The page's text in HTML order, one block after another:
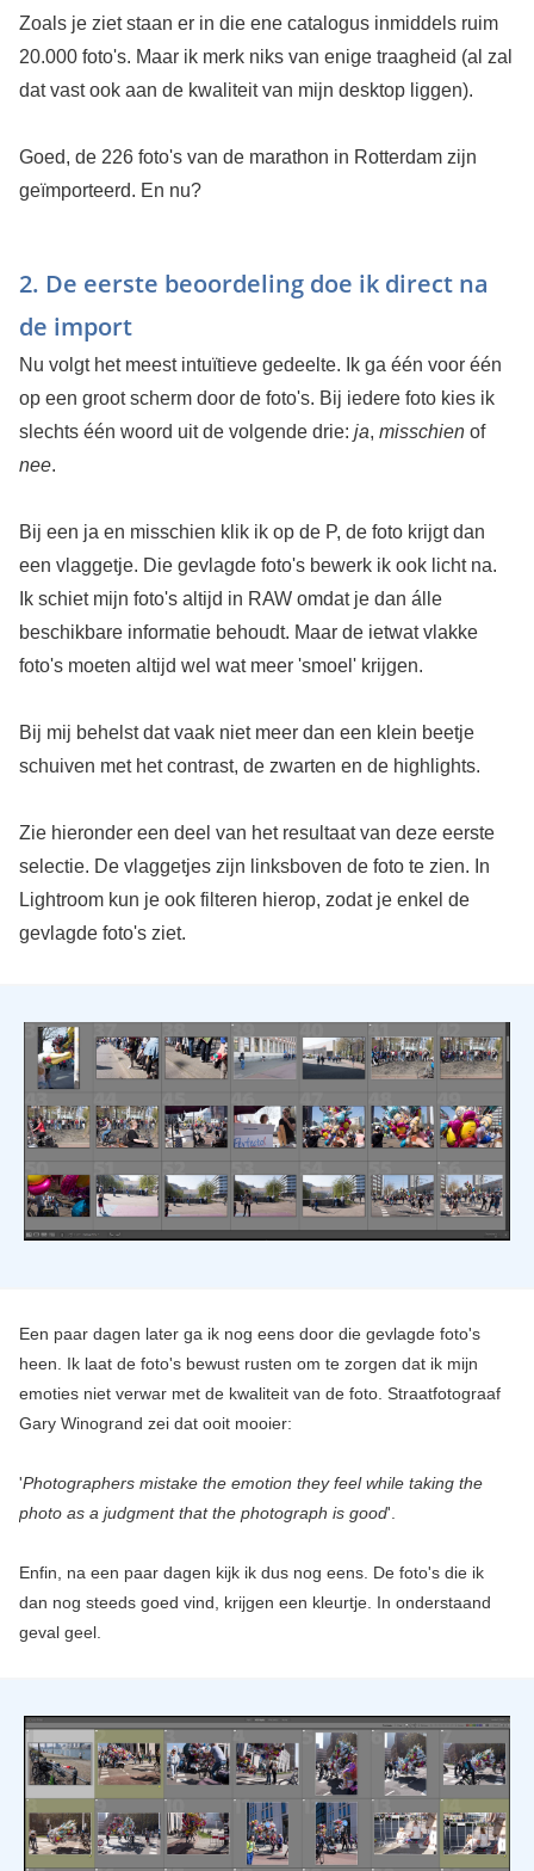
Zoals je ziet staan er in die ene catalogus inmiddels ruim
20.000 foto's. Maar ik merk niks van enige traagheid (al zal
dat vast ook aan de kwaliteit van mijn desktop liggen).
Goed, de 226 foto's van de marathon in Rotterdam zijn
geïmporteerd. En nu?
2. De eerste beoordeling doe ik direct na
de import
Nu volgt het meest intuïtieve gedeelte. Ik ga één voor één
op een groot scherm door de foto's. Bij iedere foto kies ik
slechts één woord uit de volgende drie: ja, misschienof
nee.
Bij een ja en misschien klik ik op de P, de foto krijgt dan
een vlaggetje. Die gevlagde foto's bewerk ik ook licht na.
Ik schiet mijn foto's altijd in RAW omdat je dan álle
beschikbare informatie behoudt. Maar de ietwat vlakke
foto's moeten altijd wel wat meer 'smoel' krijgen.
Bij mij behelst dat vaak niet meer dan een klein beetje
schuiven met het contrast, de zwarten en de highlights.
Zie hieronder een deel van het resultaat van deze eerste
selectie. De vlaggetjes zijn linksboven de foto te zien. In
Lightroom kun je ook filteren hierop, zodat je enkel de
gevlagde foto's ziet.
Een paar dagen later ga ik nog eens door die gevlagde foto's
heen. Ik laat de foto's bewust rusten om te zorgen dat ik mijn
emoties niet verwar met de kwaliteit van de foto. Straatfotograaf
Gary Winogrand zei dat ooit mooier:
'Photographers mistake the emotion they feel while taking the
photo as a judgment that the photograph is good'.
Enfin, na een paar dagen kijk ik dus nog eens. De foto's die ik
dan nog steeds goed vind, krijgen een kleurtje. In onderstaand
geval geel.